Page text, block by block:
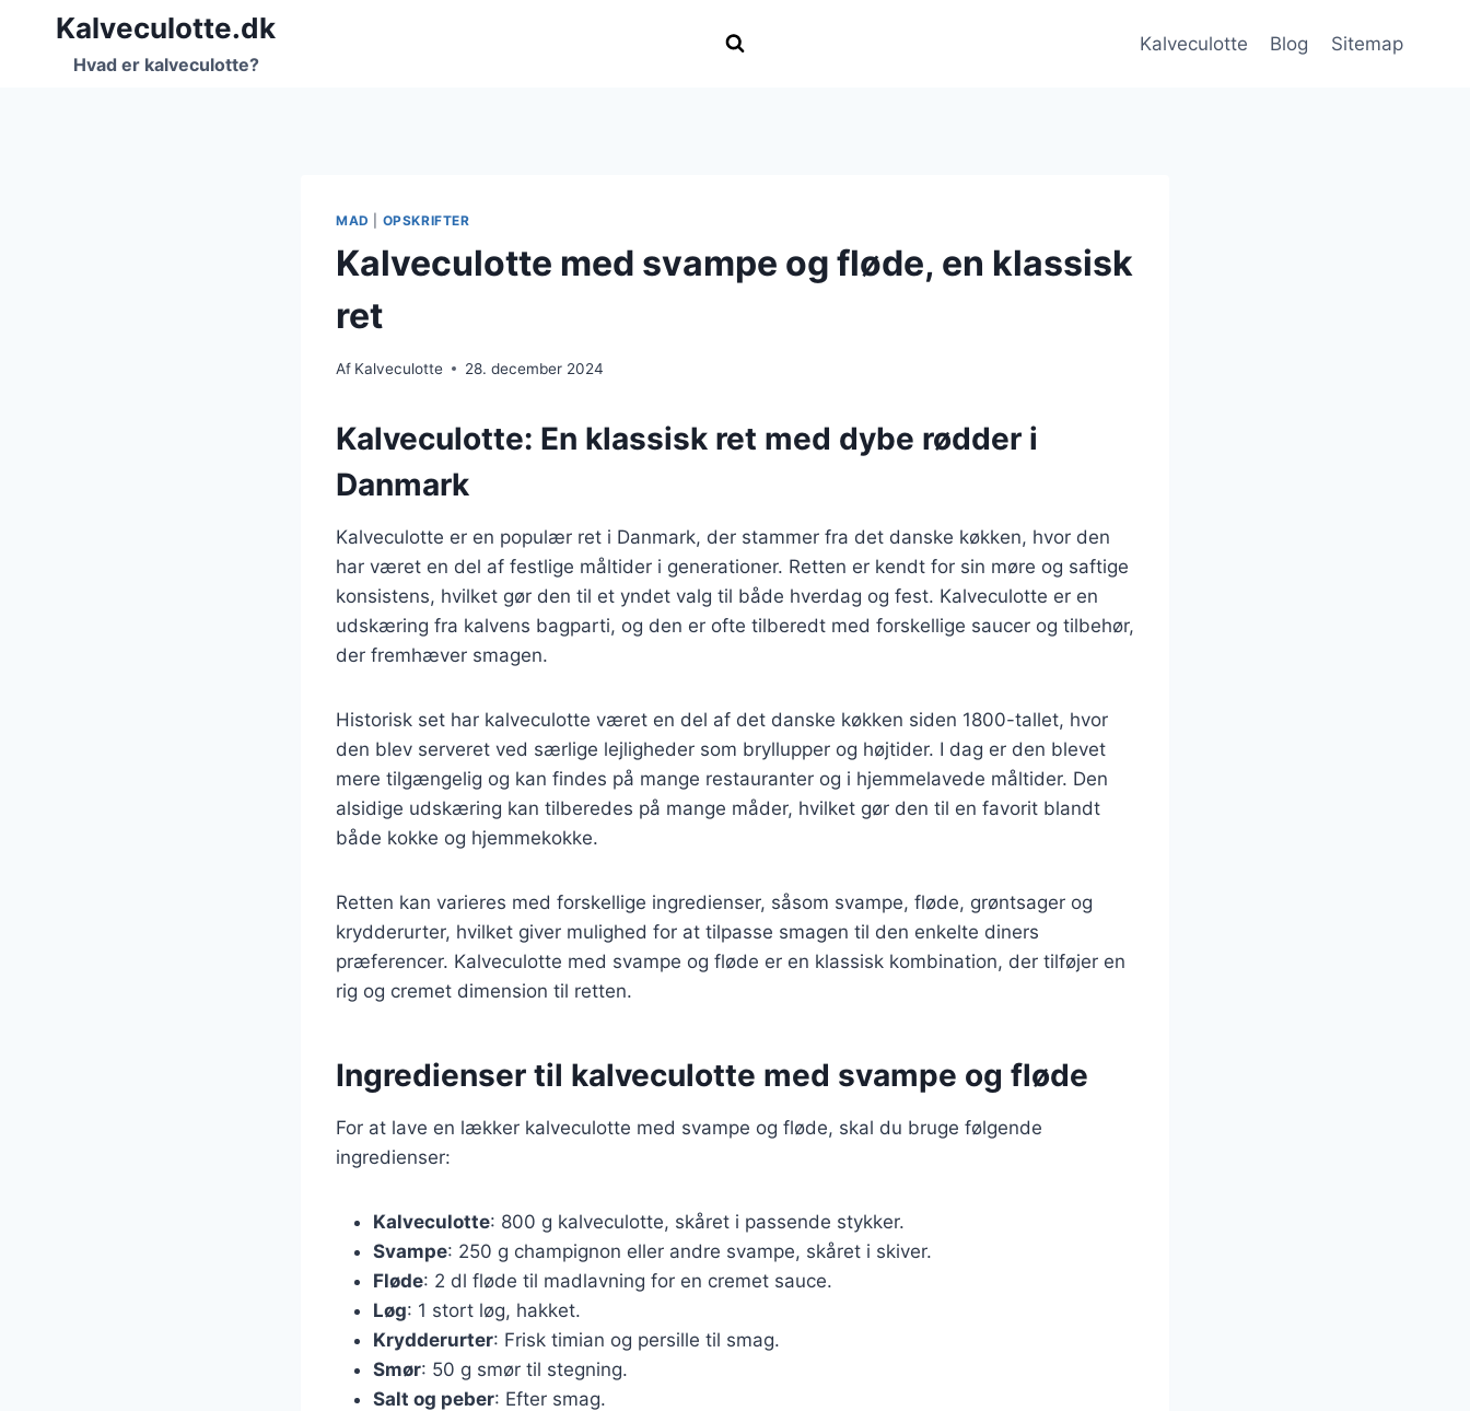
FortsætKalveculotte.dk
Hvad er kalveculotte?
Kalveculotte Blog Sitemap
MAD OPSKRIFTER
Kalveculotte med svampe og fløde, en klassisk
ret
Af Kalveculotte 28. december 2024
Kalveculotte: En klassisk ret med dybe rødder i
Danmark
Kalveculotte er en populær ret i Danmark, der stammer fra det danske køkken, hvor den
har været en del af festlige måltider i generationer. Retten er kendt for sin møre og saftige
konsistens, hvilket gør den til et yndet valg til både hverdag og fest. Kalveculotte er en
udskæring fra kalvens bagparti, og den er ofte tilberedt med forskellige saucer og tilbehør,
der fremhæver smagen.
Historisk set har kalveculotte været en del af det danske køkken siden 1800-tallet, hvor
den blev serveret ved særlige lejligheder som bryllupper og højtider. I dag er den blevet
mere tilgængelig og kan findes på mange restauranter og i hjemmelavede måltider. Den
alsidige udskæring kan tilberedes på mange måder, hvilket gør den til en favorit blandt
både kokke og hjemmekokke.
Retten kan varieres med forskellige ingredienser, såsom svampe, fløde, grøntsager og
krydderurter, hvilket giver mulighed for at tilpasse smagen til den enkelte diners
præferencer. Kalveculotte med svampe og fløde er en klassisk kombination, der tilføjer en
rig og cremet dimension til retten.
Ingredienser til kalveculotte med svampe og fløde
For at lave en lækker kalveculotte med svampe og fløde, skal du bruge følgende
ingredienser:
Kalveculotte: 800 g kalveculotte, skåret i passende stykker.
Svampe: 250 g champignon eller andre svampe, skåret i skiver.
Fløde: 2 dl fløde til madlavning for en cremet sauce.
Løg: 1 stort løg, hakket.
Krydderurter: Frisk timian og persille til smag.
Smør: 50 g smør til stegning.
Salt og peber: Efter smag.